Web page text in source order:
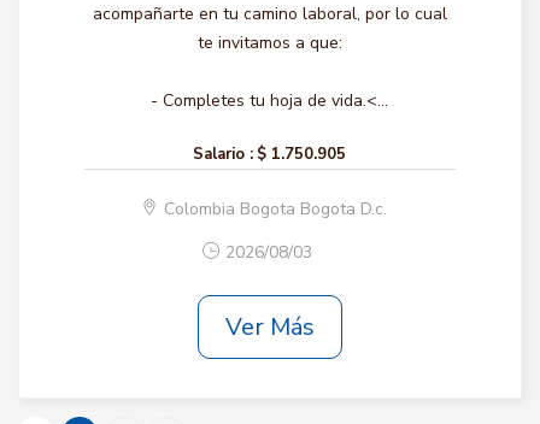
acompañarte en tu camino laboral, por lo cual
te invitamos a que:
- Completes tu hoja de vida.<...
Salario : $ 1.750.905
Colombia Bogota Bogota D.c.
2026/08/03
Ver Más